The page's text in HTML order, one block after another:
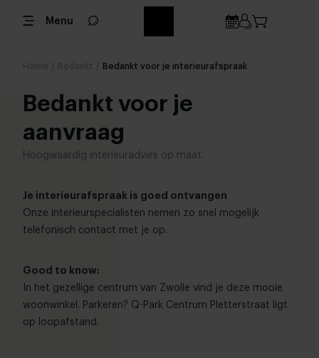
Menu
Bedankt voor je interieurafspraak
Bedankt voor je
aanvraag
Hoogwaardig interieuradvies op maat.
Je interieurafspraak is goed ontvangen
Onze interieurspecialisten nemen zo snel mogelijk
telefonisch contact met je op.
Good to know:
In het gezellige centrum van Zwolle vind je deze mooie
woonwinkel. Parkeren? Q-Park Centrum Pletterstraat ligt
op loopafstand.